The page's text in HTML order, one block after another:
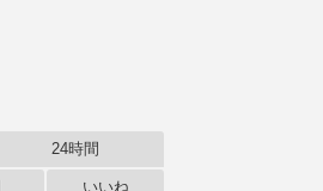
24時間
いいね